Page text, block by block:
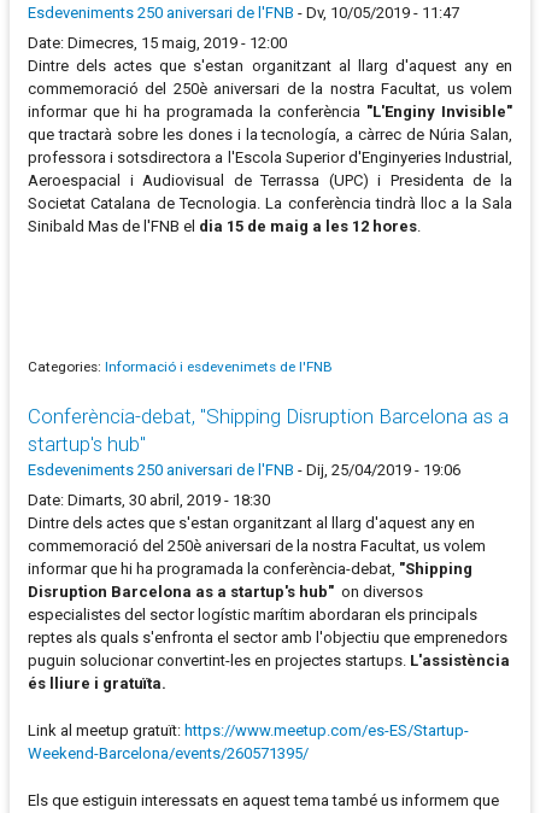
Esdeveniments 250 aniversari de l'FNB - Dv, 10/05/2019 - 11:47
Date: Dimecres, 15 maig, 2019 - 12:00
Dintre dels actes que s'estan organitzant al llarg d'aquest any en
commemoració del 250è aniversari de la nostra Facultat, us volem
informar que hi ha programada la conferència "L'Enginy Invisible"
que tractarà sobre les dones i la tecnología, a càrrec de Núria Salan,
professora i sotsdirectora a l'Escola Superior d'Enginyeries Industrial,
Aeroespacial i Audiovisual de Terrassa (UPC) i Presidenta de la
Societat Catalana de Tecnologia. La conferència tindrà lloc a la Sala
Sinibald Mas de l'FNB el dia 15 de maig a les 12 hores.
Categories: Informació i esdevenimets de l'FNB
Conferència-debat, "Shipping Disruption Barcelona as a
startup's hub"
Esdeveniments 250 aniversari de l'FNB - Dij, 25/04/2019 - 19:06
Date: Dimarts, 30 abril, 2019 - 18:30
Dintre dels actes que s'estan organitzant al llarg d'aquest any en
commemoració del 250è aniversari de la nostra Facultat, us volem
informar que hi ha programada la conferència-debat, "Shipping
Disruption Barcelona as a startup's hub" on diversos
especialistes del sector logístic marítim abordaran els principals
reptes als quals s'enfronta el sector amb l'objectiu que emprenedors
puguin solucionar convertint-les en projectes startups. L'assistència
és lliure i gratuïta.
Link al meetup gratuït: https://www.meetup.com/es-ES/Startup-
Weekend-Barcelona/events/260571395/
Els que estiguin interessats en aquest tema també us informem que